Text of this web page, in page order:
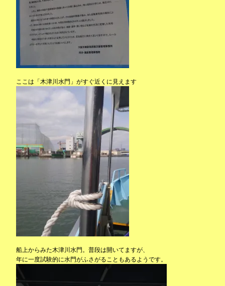
ここは「木津川水門」がすぐ近くに見えます
船上からみた木津川水門。普段は開いてますが、
年に一度試験的に水門がふさがることもあるようです。